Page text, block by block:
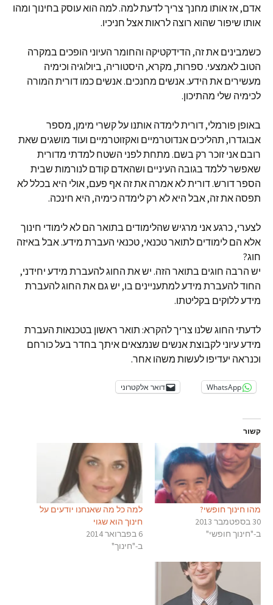
אדם, אז אותו מחנך צריך לדעת למה. למה הוא עוסק בחינוך ומהו
אותו שיפור שהוא רוצה לראות אצל חניכיו.
כשמבינים את זה, הדידקטיקה והחומר העיוני הופכים במקרה
הטוב לאמצעי. ספרות, מקרא, היסטוריה, ביולוגיה וכימיה
מעשירים את הידע. אנשים מחנכים. אנשים כמו דורית המורה
לכימיה שלי מהתיכון.
באופן פורמלי, דורית לימדה אותנו על קשרי מימן, מספר
אבוגדרו, תהליכים אנדוטרמיים ואקזוטרמיים ועוד מושגים שאת
רובם אני זוכר רק בשם. מתחת לפני השטח למדתי מדורית
שאפשר ללמד בגובה העיניים ושהאדם קודם לנורמות שבית
הספר דורש. דורית לא אמרה את זה אף פעם, אולי היא בכלל לא
תפסה את זה, אבל היא לא רק לימדה כימיה, היא חינכה.
לצערי, כרגע אני מרגיש שהלימודים בתואר הם לא לימודי חינוך
אלא הם לימודים לתואר טכנאי, טכנאי העברת מידע. אבל באיזה
חוג?
יש הרבה חוגים בתואר הזה. יש את החוג להעברת מידע יחידני,
החוד להעברת מידע למתעניינים בו, יש גם את החוג להעברת
מידע ללוקים בקליטתו.
לדעתי החוג שלנו צריך להקרא: תואר ראשון בטכנאות העברת
מידע עיוני לקבוצת אנשים שנמצאים איתך בחדר בעל כורחם
וכנראה יעדיפו לעשות משהו אחר.
WhatsApp דואר אלקטרוני
קשור
מהו חינוך חופשי?
30 בספטמבר 2013
ב-"חינוך חופשי"
למה כל מה שאנחנו יודעים על
חינוך הוא שגוי
6 בפברואר 2014
ב-"חינוך"